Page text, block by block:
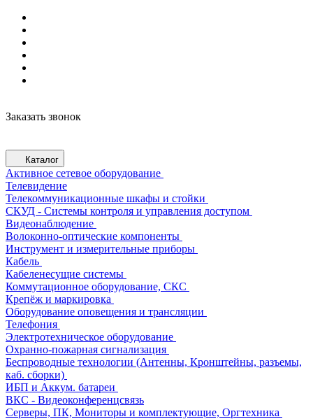
Заказать звонок
Каталог
Активное сетевое оборудование
Телевидение
Телекоммуникационные шкафы и стойки
СКУД - Системы контроля и управления доступом
Видеонаблюдение
Волоконно-оптические компоненты
Инструмент и измерительные приборы
Кабель
Кабеленесущие системы
Коммутационное оборудование, СКС
Крепёж и маркировка
Оборудование оповещения и трансляции
Телефония
Электротехническое оборудование
Охранно-пожарная сигнализация
Беспроводные технологии (Антенны, Кронштейны, разъемы,
каб. сборки)
ИБП и Аккум. батареи
ВКС - Видеоконференцсвязь
Серверы, ПК, Мониторы и комплектующие, Оргтехника